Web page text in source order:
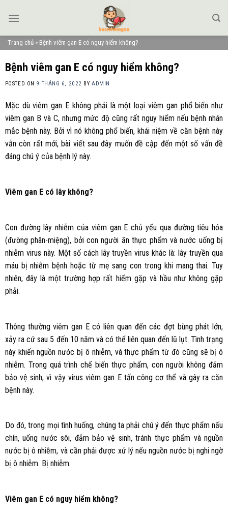
Trang chủ » Bệnh viêm gan E có nguy hiểm không?
Bệnh viêm gan E có nguy hiểm không?
POSTED ON 9 THÁNG 6, 2022 BYADMIN
Mặc dù viêm gan E không phải là một loại viêm gan phổ biến như
viêm gan B và C, nhưng mức độ cũng rất nguy hiểm nếu bệnh nhân
mắc bệnh này. Bởi vì nó không phổ biến, khái niệm về căn bệnh này
vẫn còn rất mới, bài viết sau đây muốn đề cập đến một số vấn đề
đáng chú ý của bệnh lý này.
Viêm gan E có lây không?
Con đường lây nhiễm của viêm gan E chủ yếu qua đường tiêu hóa
(đường phân-miệng), bởi con người ăn thực phẩm và nước uống bị
nhiễm virus này. Một số cách lây truyền virus khác là: lây truyền qua
máu bị nhiễm bệnh hoặc từ mẹ sang con trong khi mang thai. Tuy
nhiên, đây là một trường hợp rất hiếm gặp và hầu như không gặp
phải.
Thông thường viêm gan E có liên quan đến các đợt bùng phát lớn,
xảy ra cứ sau 5 đến 10 năm và có thể liên quan đến lũ lụt. Tình trạng
này khiến nguồn nước bị ô nhiễm, và thực phẩm từ đó cũng sẽ bị ô
nhiễm. Trong quá trình chế biến thực phẩm, con người không đảm
bảo vệ sinh, vì vậy virus viêm gan E tấn công cơ thể và gây ra căn
bệnh này.
Do đó, trong mọi tình huống, chúng ta phải chú ý đến thực phẩm nấu
chín, uống nước sôi, đảm bảo vệ sinh, tránh thực phẩm và nguồn
nước bị ô nhiễm, và cần phải được xử lý nếu nguồn nước bị nghi ngờ
bị ô nhiễm. Bị nhiễm.
Viêm gan E có nguy hiểm không?